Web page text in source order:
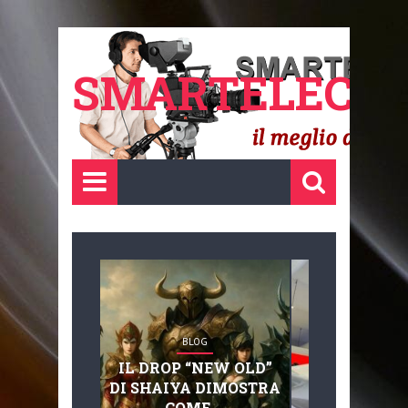
BLOG
IL DROP “NEW OLD”
DI SHAIYA DIMOSTRA